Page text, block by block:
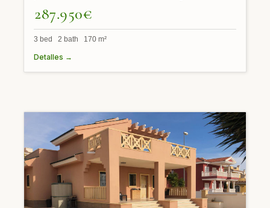
287.950€
3 bed 2 bath 170 m²
Detalles →